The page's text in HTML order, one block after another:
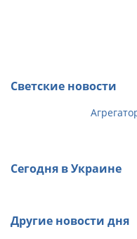
Светские новости
Сегодня в Украине
Другие новости дня